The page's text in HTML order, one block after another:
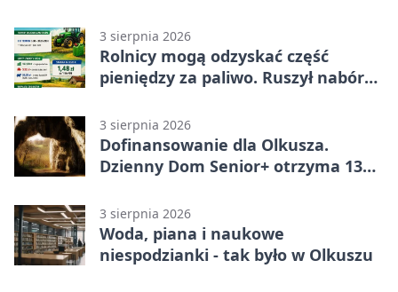
3 sierpnia 2026
Rolnicy mogą odzyskać część
pieniędzy za paliwo. Ruszył nabór
3 sierpnia 2026
Dofinansowanie dla Olkusza.
Dzienny Dom Senior+ otrzyma 134
3 sierpnia 2026
Woda, piana i naukowe
niespodzianki - tak było w Olkuszu